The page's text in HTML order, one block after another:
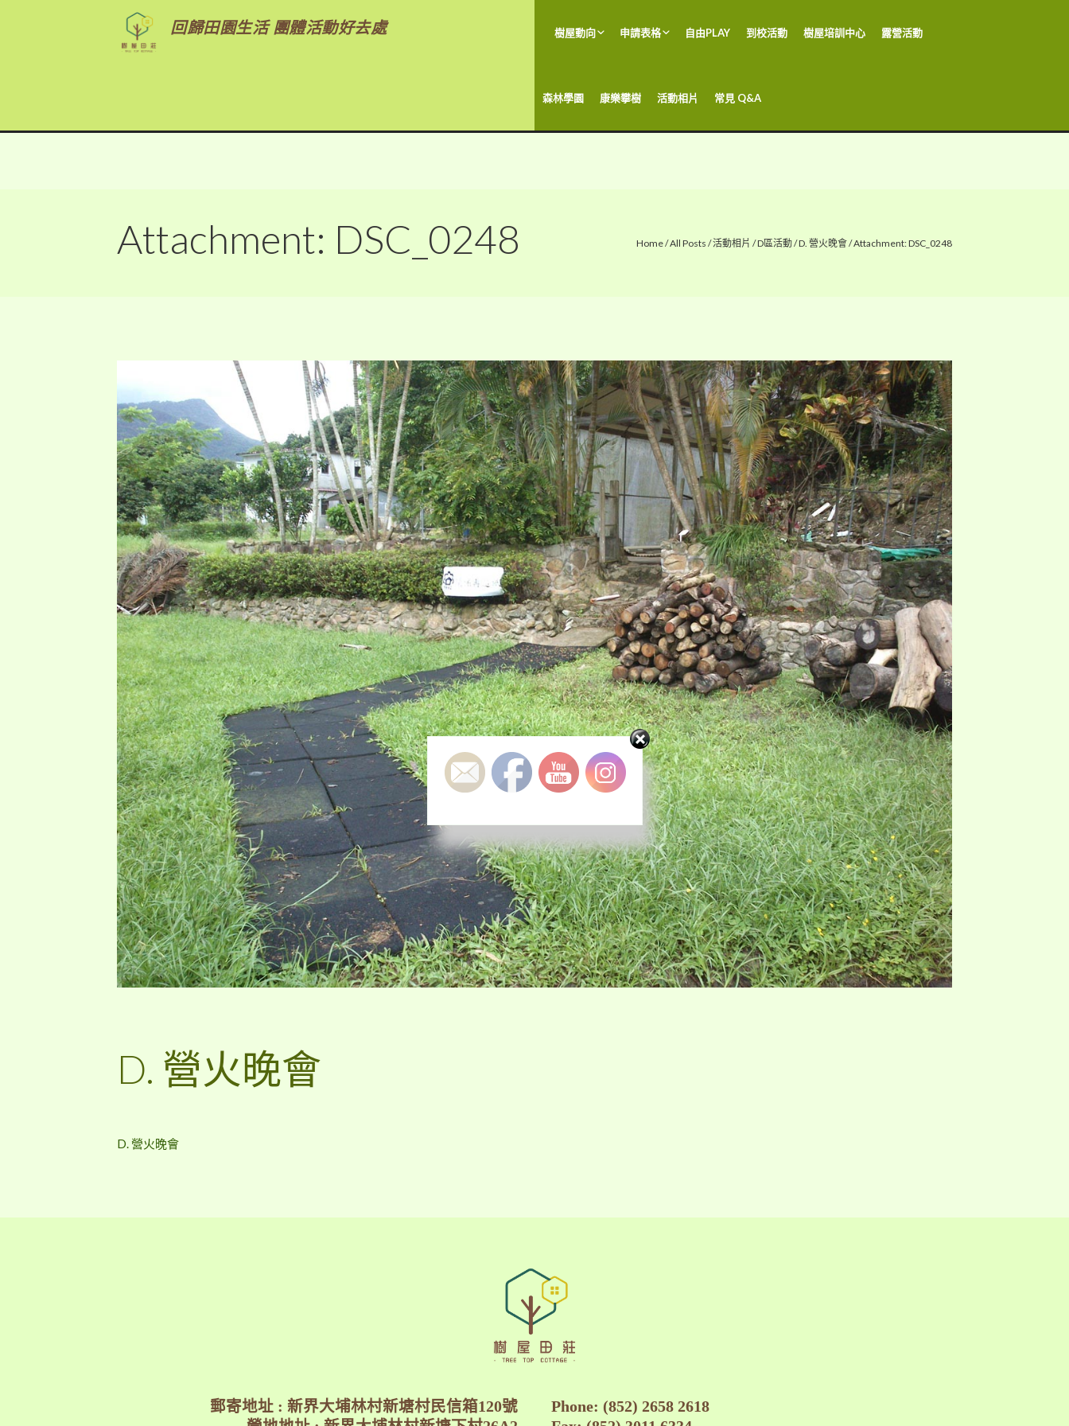
回歸田園生活 團體活動好去處 樹屋動向 申請表格 自由PLAY 到校活動 樹屋培訓中心 露營活動
森林學園 康樂攀樹 活動相片 常見 Q&A
Home/All Posts /活動相片 /D區活動/D. 營火晚會/Attachment: DSC_0248
Attachment: DSC_0248
D. 營火晚會
D. 營火晚會
Phone: (852) 2658 2618
郵寄地址 : 新界大埔林村新塘村民信箱120號